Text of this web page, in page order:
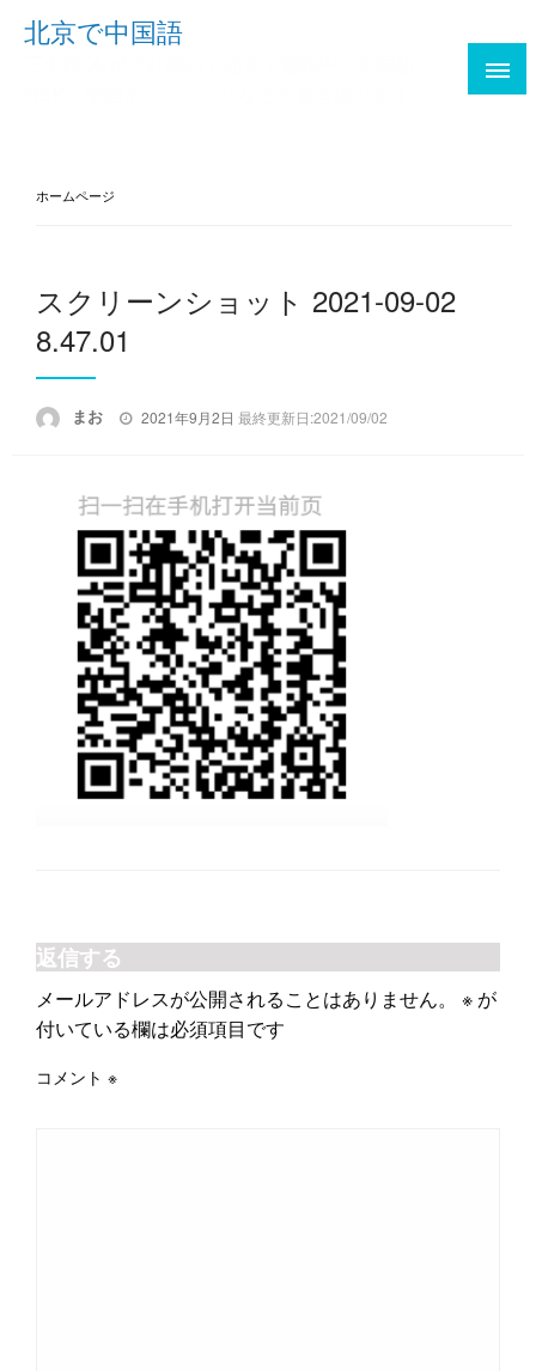
Skip北京で中国語
ホームページ
スクリーンショット 2021-09-02
8.47.01
まお
投
2021年9月2日 最終更新日:2021/09/02
返信する
メールアドレスが公開されることはありません。 ※ が
付いている欄は必須項目です
コメント ※